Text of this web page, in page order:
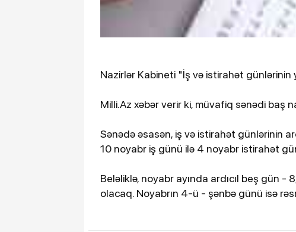
Nazirlər Kabineti "İş və istirahət
Milli.Az xəbər verir ki, müvafiq sənədi baş
Sənədə əsasən, iş və istirahət günlərinin
10 noyabr iş günü ilə 4 noyabr istirahət
Beləliklə, noyabr ayında ardıcıl beş gün -
olacaq. Noyabrın 4-ü - şənbə günü isə